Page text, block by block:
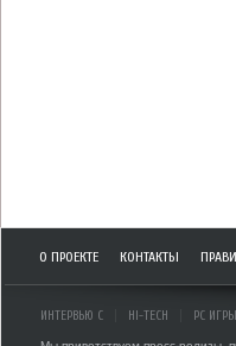
О ПРОЕКТЕ КОНТАКТЫ
ИНТЕРВЬЮ С HI-TECH PC ИГРЫ